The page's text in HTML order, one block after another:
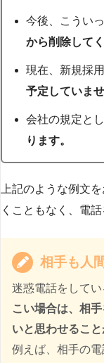
今後、こうい
から削除してく
現在、新規採
予定していませ
会社の規定とし
ります。
上記のような例文
くこともなく、電
相手も人
迷惑電話をしてい
こい場合は、相
いと思わせること
例えば、相手の